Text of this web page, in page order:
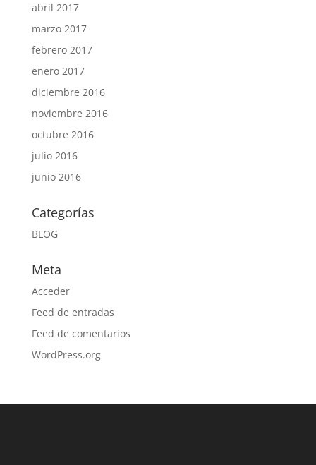
abril 2017
marzo 2017
febrero 2017
enero 2017
diciembre 2016
noviembre 2016
octubre 2016
julio 2016
junio 2016
Categorías
BLOG
Meta
Acceder
Feed de entradas
Feed de comentarios
WordPress.org